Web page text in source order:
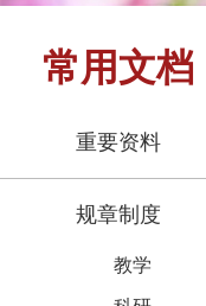
常用文档
重要资料
规章制度
教学